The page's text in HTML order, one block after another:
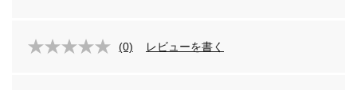
(0) レビューを書く